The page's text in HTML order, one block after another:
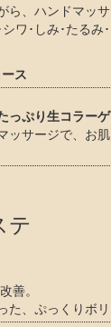
ら、ハンドマッ
ワ･しみ･たるみ
ス
っぷり生コラー
ッサージで、お
テ
善。
た、ぷっくりボ